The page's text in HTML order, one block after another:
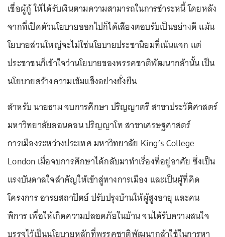
เชื่อผู้กู้ ให้ได้รับเงินตามความสามารถในการชำระหนี้ โดยหลัง
จากที่เปิดตัวนโยบายออกไปก็ได้เสียงตอบรับเป็นอย่างดี แม้น
โยบายส่วนใหญ่จะไม่ใช่นโยบายประชานิยมที่เน้นแจก แต่
ประชาชนก็เข้าใจว่านโยบายของพรรคชาติพัฒนากล้านั้น เป็น
นโยบายสร้างความเข้มแข็งอย่างยั่งยืน
สำหรับ นายธาม จบการศึกษา ปริญญาตรี สาขาประวัติศาสตร์
มหาวิทยาลัยลอนดอน ปริญญาโท สาขาเศรษฐศาสตร์
การเมืองระหว่างประเทศ มหาวิทยาลัย King’s College
London เมื่อจบการศึกษาได้กลับมาทำเรื่องที่อยู่อาศัย ซึ่งเป็น
แรงบันดาลใจสำคัญให้เข้าสู่ทางการเมือง และเป็นผู้ที่คิด
โครงการ อารยสถาปัตย์ ปรับปรุงบ้านให้ผู้สูงอายุ และคน
พิการ เพื่อให้เกิดความปลอดภัยในบ้าน จนได้รับความสนใจ
บรรจุไว้เป็นนโยบายหลักที่พรรคชาติพัฒนากล้าใช้ในการหา